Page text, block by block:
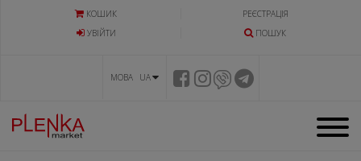
КОШИК
РЕЄСТРАЦІЯ
УВIЙТИ
ПОШУК
МОВА UA